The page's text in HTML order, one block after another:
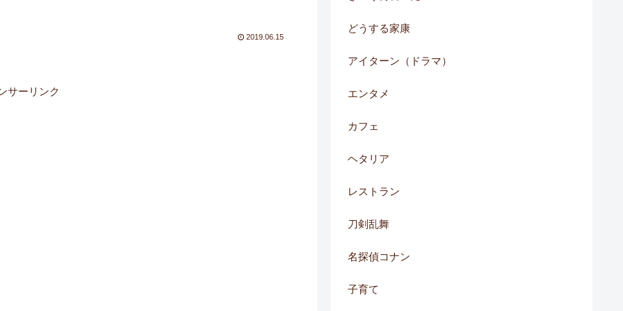
2019.06.15
サーリンク
どうする家康
アイターン（ドラマ）
エンタメ
カフェ
ヘタリア
レストラン
刀剣乱舞
名探偵コナン
子育て